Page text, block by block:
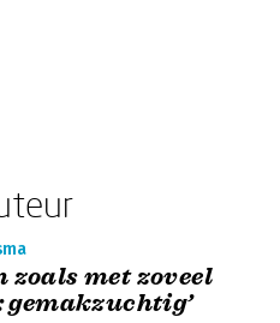
zoals met zoveel
gemakzuchtig’